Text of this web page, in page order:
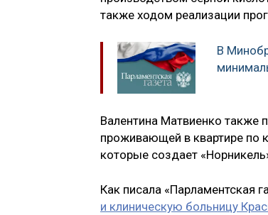
также ходом реализации
В
Валентина Матвиенко также
проживающей в квартире по
которые создает
Как писала «Парламентская
и клиническую больницу